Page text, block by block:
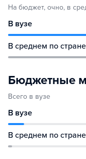
На бюджет, очно, в
В вузе
В среднем по стране
Бюджетные
Всего в вузе
В вузе
В среднем по стране